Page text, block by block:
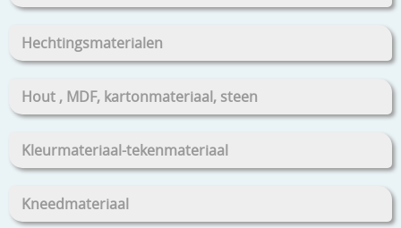
Hechtingsmaterialen
Hout , MDF, kartonmateriaal, steen
Kleurmateriaal-tekenmateriaal
Kneedmateriaal